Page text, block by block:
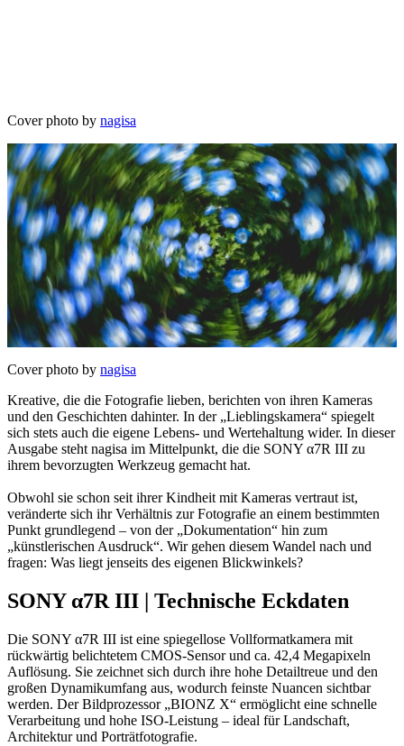
Cover photo by nagisa
Cover photo by nagisa
Kreative, die die Fotografie lieben, berichten von ihren Kameras
und den Geschichten dahinter. In der „Lieblingskamera“ spiegelt
sich stets auch die eigene Lebens- und Wertehaltung wider. In dieser
Ausgabe steht nagisa im Mittelpunkt, die die SONY α7R III zu
ihrem bevorzugten Werkzeug gemacht hat.
Obwohl sie schon seit ihrer Kindheit mit Kameras vertraut ist,
veränderte sich ihr Verhältnis zur Fotografie an einem bestimmten
Punkt grundlegend – von der „Dokumentation“ hin zum
„künstlerischen Ausdruck“. Wir gehen diesem Wandel nach und
fragen: Was liegt jenseits des eigenen Blickwinkels?
SONY α7R III | Technische Eckdaten
Die SONY α7R III ist eine spiegellose Vollformatkamera mit
rückwärtig belichtetem CMOS-Sensor und ca. 42,4 Megapixeln
Auflösung. Sie zeichnet sich durch ihre hohe Detailtreue und den
großen Dynamikumfang aus, wodurch feinste Nuancen sichtbar
werden. Der Bildprozessor „BIONZ X“ ermöglicht eine schnelle
Verarbeitung und hohe ISO-Leistung – ideal für Landschaft,
Architektur und Porträtfotografie.